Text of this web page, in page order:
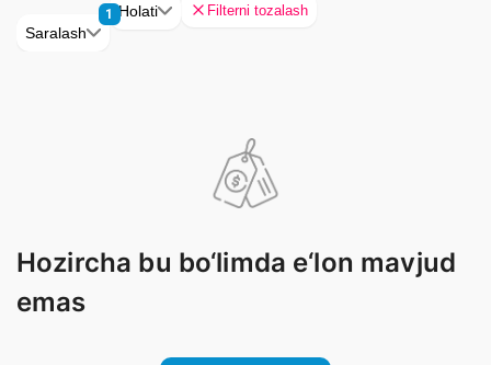
Saralash
1 Holati Filterni tozalash
Hozircha bu bo‘limda e‘lon mavjud
emas